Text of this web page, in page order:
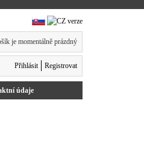
je momentálně prázdný
Přihlásit Registrovat
ní údaje